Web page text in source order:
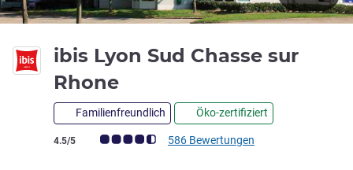
ibis Lyon Sud Chasse sur
Rhone
Familienfreundlich Öko-zertifiziert
Note Kundenmeinungen (Bewertung ALL)
4.5/5 586 Bewertungen